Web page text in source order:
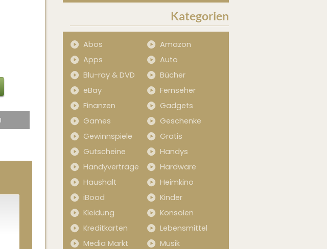
Kategorien
Abos
Amazon
Apps
Auto
Blu-ray & DVD
Bücher
eBay
Fernseher
Finanzen
Gadgets
Games
Geschenke
Gewinnspiele
Gratis
Gutscheine
Handys
Handyverträge
Hardware
Haushalt
Heimkino
iBood
Kinder
Kleidung
Konsolen
Kreditkarten
Lebensmittel
Media Markt
Musik